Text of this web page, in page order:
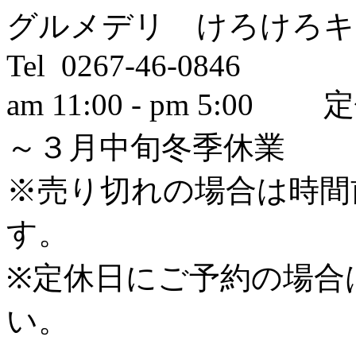
グルメデリ けろけろ
Tel 0267-46-0846
am 11:00 - pm 5:00
～３月中旬冬季休業
※売り切れの場合は時
す。
※定休日にご予約の場合
い。